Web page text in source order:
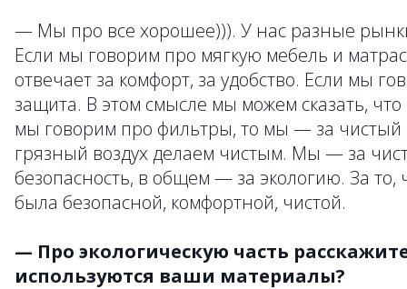
— Мы про все хорошее))). У нас разные
Если мы говорим про мягкую мебель и
отвечает за комфорт, за удобство. Если мы
защита. В этом смысле мы можем сказать,
мы говорим про фильтры, то мы — за чистый
грязный воздух делаем чистым. Мы — за
безопасность, в общем — за экологию. За
была безопасной, комфортной, чистой.
— Про экологическую часть
используются ваши материалы?